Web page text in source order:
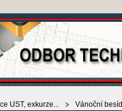
UST, exkurze... Vánoční